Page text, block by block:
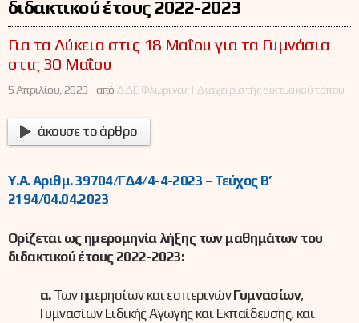
διδακτικού έτους 2022-2023
Για τα Λύκεια στις 18 Μαΐου για τα Γυμνάσια
στις 30 Μαΐου
5 Απριλίου, 2023 -από ΔΔΕ Φλώρινας | Διαχειριστής δικτυακού τόπου
άκουσε το άρθρο
Υ.Α. Αριθμ. 39704/ΓΔ4/4-4-2023 – Τεύχος B’
2194/04.04.2023
Ορίζεται ως ημερομηνία λήξης των μαθημάτων του
διδακτικού έτους 2022-2023:
α.Των ημερησίων και εσπερινώνΓυμνασίων,
Γυμνασίων Ειδικής Αγωγής και Εκπαίδευσης, και